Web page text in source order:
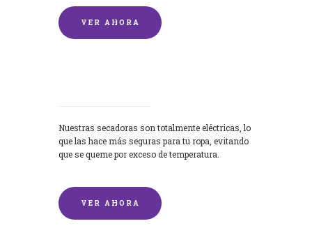
VER AHORA
Nuestras secadoras son totalmente eléctricas, lo
que las hace más seguras para tu ropa, evitando
que se queme por exceso de temperatura.
VER AHORA